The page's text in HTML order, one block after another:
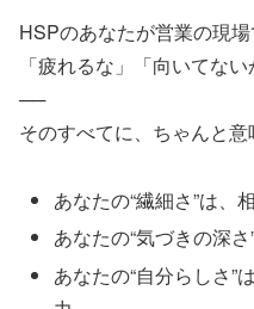
HSPのあなたが営業の現場
「疲れるな」「向いてな
──
そのすべてに、ちゃんと意
あなたの“繊細さ”は、
あなたの“気づきの深さ
あなたの“自分らしさ”